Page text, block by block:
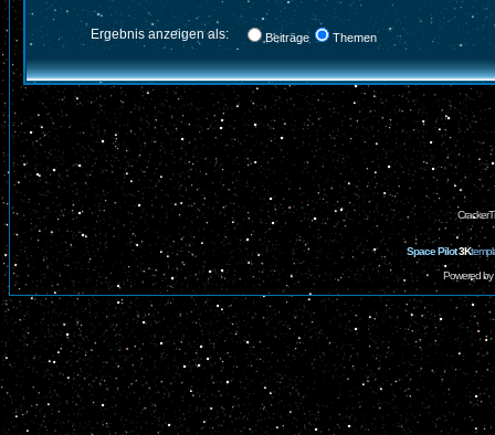
Ergebnis anzeigen als: Beiträge Themen
Space Pilot3K
Powered by